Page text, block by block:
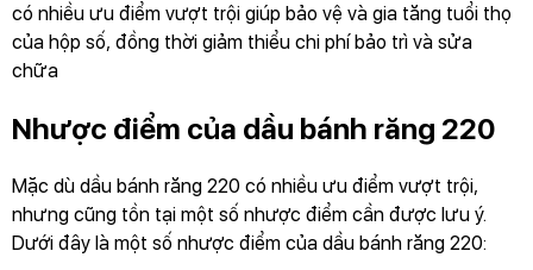
có nhiều ưu điểm vượt trội giúp bảo vệ và gia tăng tuổi thọ
của hộp số, đồng thời giảm thiểu chi phí bảo trì và sửa
chữa
Nhược điểm của dầu bánh răng 220
Mặc dù dầu bánh răng 220 có nhiều ưu điểm vượt trội,
nhưng cũng tồn tại một số nhược điểm cần được lưu ý.
Dưới đây là một số nhược điểm của dầu bánh răng 220: